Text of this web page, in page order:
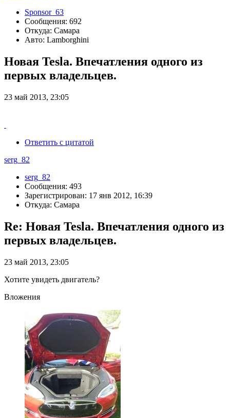
Sponsor_63
Сообщения: 692
Откуда: Самара
Авто: Lamborghini
Новая Tesla. Впечатления одного из
первых владельцев.
23 май 2013, 23:05
Ответить с цитатой
serg_82
serg_82
Сообщения: 493
Зарегистрирован: 17 янв 2012, 16:39
Откуда: Самара
Re: Новая Tesla. Впечатления одного из
первых владельцев.
23 май 2013, 23:05
Хотите увидеть двигатель?
Вложения